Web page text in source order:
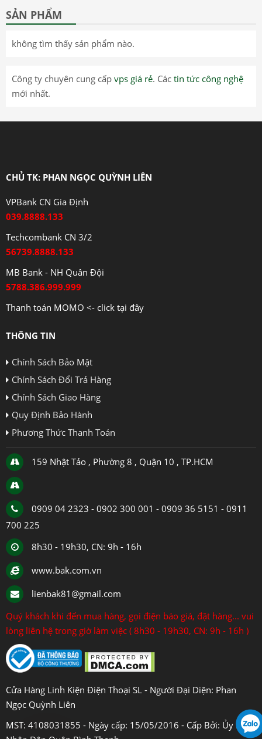
SẢN PHẨM
không tìm thấy sản phẩm nào.
Công ty chuyên cung cấp vps giá rẻ. Các tin tức công nghệ
mới nhất.
CHỦ TK: PHAN NGỌC QUỲNH LIÊN
VPBank CN Gia Định
039.8888.133
Techcombank CN 3/2
56739.8888.133
MB Bank - NH Quân Đội
5788.386.999.999
Thanh toán MOMO <- click tại đây
THÔNG TIN
Chính Sách Bảo Mật
Chính Sách Đổi Trả Hàng
Chính Sách Giao Hàng
Quy Định Bảo Hành
Phương Thức Thanh Toán
159 Nhật Tảo , Phường 8 , Quận 10 , TP.HCM
0909 04 2323 - 0902 300 001 - 0909 36 5151 - 0911
700 225
8h30 - 19h30, CN: 9h - 16h
www.bak.com.vn
lienbak81@gmail.com
Quý khách khi đến mua hàng, gọi điện báo giá, đặt hàng... vui
lòng liên hệ trong giờ làm việc ( 8h30 - 19h30, CN: 9h - 16h )
Cửa Hàng Linh Kiện Điện Thoại SL - Người Đại Diện: Phan
Ngọc Quỳnh Liên
MST: 4108031855 - Ngày cấp: 15/05/2016 - Cấp Bởi: Ủy Ban